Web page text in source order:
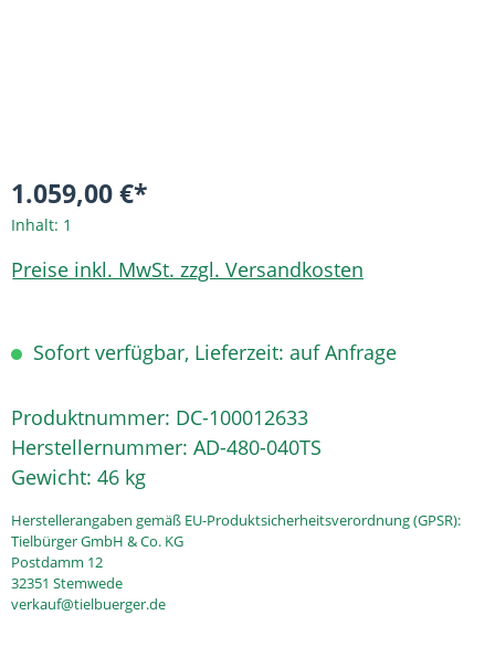
1.059,00 €*
Inhalt: 1
Preise inkl. MwSt. zzgl. Versandkosten
Sofort verfügbar, Lieferzeit: auf Anfrage
Produktnummer: DC-100012633
Herstellernummer: AD-480-040TS
Gewicht: 46 kg
Herstellerangaben gemäß EU-Produktsicherheitsverordnung (GPSR):
Tielbürger GmbH & Co. KG
Postdamm 12
32351 Stemwede
verkauf@tielbuerger.de